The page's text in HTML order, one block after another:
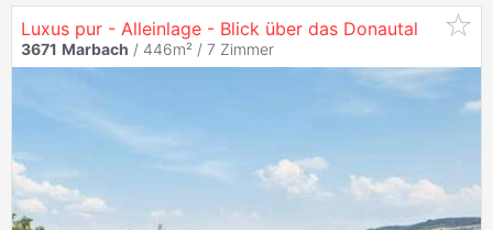
Luxus pur - Alleinlage - Blick über das Donautal
3671 Marbach / 446m² / 7 Zimmer